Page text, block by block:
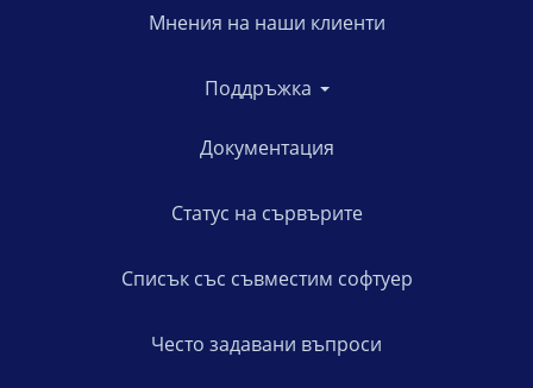
Мнения на наши клиенти
Поддръжка
Документация
Статус на сървърите
Списък със съвместим софтуер
Често задавани въпроси